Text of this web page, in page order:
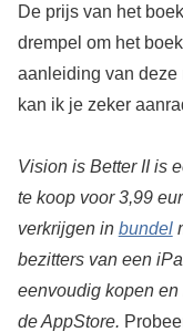
De prijs van het
drempel om het
aanleiding van
kan ik je zeker
Vision is Better II is
te koop voor 3,99
verkrijgen in bundel
bezitters van een
eenvoudig kopen
de AppStore.